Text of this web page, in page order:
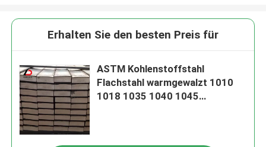
Erhalten Sie den besten Preis für
ASTM Kohlenstoffstahl
Flachstahl warmgewalzt 1010
1018 1035 1040 1045